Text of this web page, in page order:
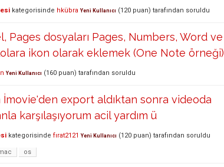
kategorisinde hkübra Yeni Kullanıcı (120 puan) tarafından soruldu
Pages dosyaları Pages, Numbers, Word ve
ikon olarak eklemek (One Note örneği)
Yeni Kullanıcı (160 puan) tarafından soruldu
export aldıktan sonra videoda
karşılaşıyorum acil yardım ü
kategorisinde fırat2121 Yeni Kullanıcı (120 puan) tarafından soruldu
os